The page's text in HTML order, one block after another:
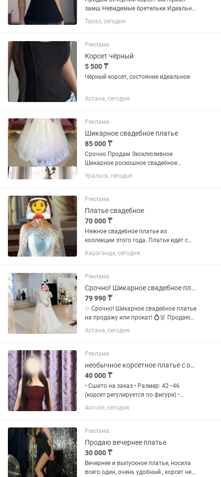
замш Невидимые бретельки Идеально
Тараз, сегодня
Реклама
Корсет чёрный
5 500 ₸
Чёрный корсет, состояние идеальное
Астана, сегодня
Реклама
Шикарное свадебное платье
85 000 ₸
Срочно Продам Эксклюзивное
Шикарное роскошное свадебное
платье В цвете Айвори Размер 42 со
шлейфом, накидкой кейпом и длинной
узорами и камнями. В данном платье...
Уральск, сегодня
Реклама
Платье свадебное
70 000 ₸
Нежное свадебное платье из
коллекции этого года. Платье идет с
небольшим шлейфом,спина корсет,
шнуровка. Верх и низ платья все
Одевалось один раз. После хим.чистки.
Было...
Караганда, сегодня
Реклама
Срочно! Шикарное свадебное платье на продажу или прокат!
79 990 ₸
✨ Срочно! Шикарное свадебное платье
на продажу или прокат! 💍👗 Продаю
свадебное платье, одетое всего 1 раз.
Оригинальное, с красивой ручной
ткани с эффектной...
Астана, сегодня
Реклама
необычное корсетное платье с объемными 3D-розами
40 000 ₸
• Сшито на заказ • Размер: 42–46
(корсет регулируется по фигуре) •
Надевалось всего 1 раз • Состояние —
как новое • Идеально для выпускного,
мероприятий
Актобе, сегодня
Реклама
Продаю вечернее платье
30 000 ₸
Вечернее и выпускное платье, носила
всего один, очень удобный , корсет не